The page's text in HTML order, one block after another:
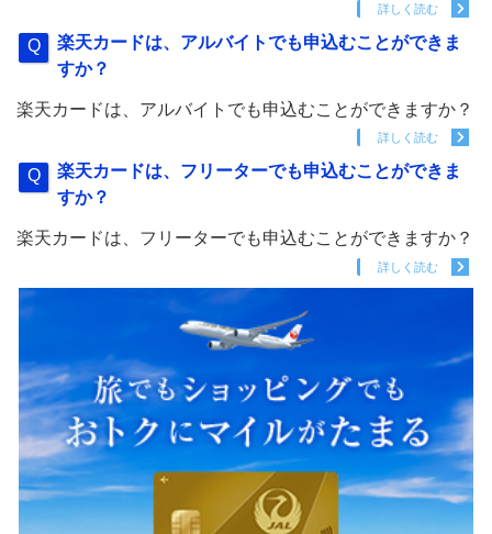
詳しく読む
楽天カードは、アルバイトでも申込むことができま
すか？
楽天カードは、アルバイトでも申込むことができますか？
詳しく読む
楽天カードは、フリーターでも申込むことができま
すか？
楽天カードは、フリーターでも申込むことができますか？
詳しく読む